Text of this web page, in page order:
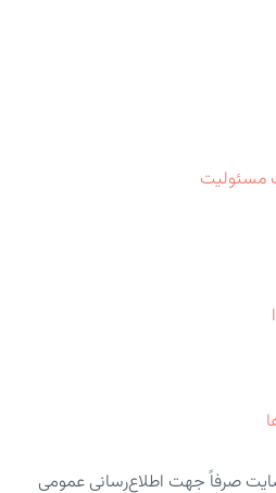
مسئولیت
صرفاً جهت اطلاع‌رسانی عمومی